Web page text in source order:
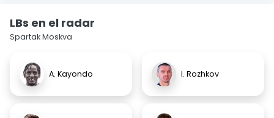
LBs en el radar
Spartak Moskva
A. Kayondo I. Rozhkov